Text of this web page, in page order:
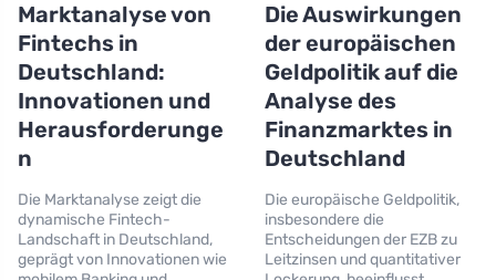
Marktanalyse von
Fintechs in
Deutschland:
Innovationen und
Herausforderunge
n
Die Marktanalyse zeigt die
dynamische Fintech-
Landschaft in Deutschland,
geprägt von Innovationen wie
Die Auswirkungen
der europäischen
Geldpolitik auf die
Analyse des
Finanzmarktes in
Deutschland
Die europäische Geldpolitik,
insbesondere die
Entscheidungen der EZB zu
Leitzinsen und quantitativer